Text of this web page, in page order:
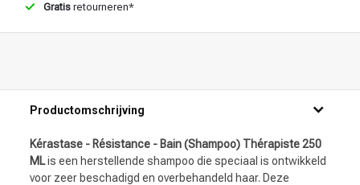
Gratis retourneren*
Productomschrijving
Kérastase - Résistance - Bain (Shampoo) Thérapiste 250
MLis een herstellende shampoo die speciaal is ontwikkeld
voor zeer beschadigd en overbehandeld haar. Deze